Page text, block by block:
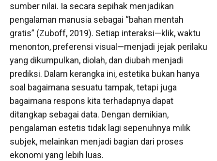
sumber nilai. Ia secara sepihak menjadikan
pengalaman manusia sebagai “bahan mentah
gratis” (Zuboff, 2019). Setiap interaksi—klik, waktu
menonton, preferensi visual—menjadi jejak perilaku
yang dikumpulkan, diolah, dan diubah menjadi
prediksi. Dalam kerangka ini, estetika bukan hanya
soal bagaimana sesuatu tampak, tetapi juga
bagaimana respons kita terhadapnya dapat
ditangkap sebagai data. Dengan demikian,
pengalaman estetis tidak lagi sepenuhnya milik
subjek, melainkan menjadi bagian dari proses
ekonomi yang lebih luas.